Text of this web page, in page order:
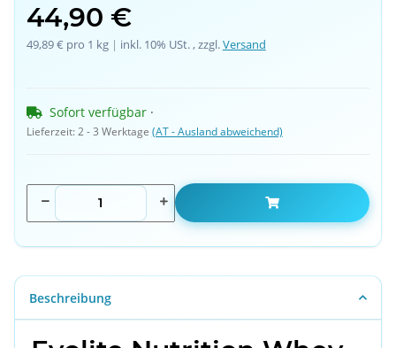
44,90 €
49,89 € pro 1 kg | inkl. 10% USt. , zzgl.Versand
Sofort verfügbar ·
Lieferzeit:2 - 3 Werktage (AT - Ausland abweichend)
Beschreibung